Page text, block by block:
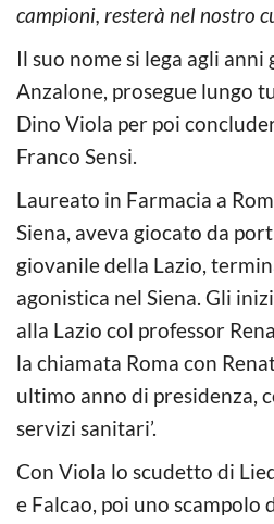
campioni, resterà nel nostro
Il suo nome si lega agli anni
Anzalone, prosegue lungo
Dino Viola per poi
Franco Sensi.
Laureato in Farmacia a
Siena, aveva giocato da
giovanile della Lazio,
agonistica nel Siena. Gli
alla Lazio col professor
la chiamata Roma con
ultimo anno di presidenza,
servizi sanitari’.
Con Viola lo scudetto di
e Falcao, poi uno scampolo